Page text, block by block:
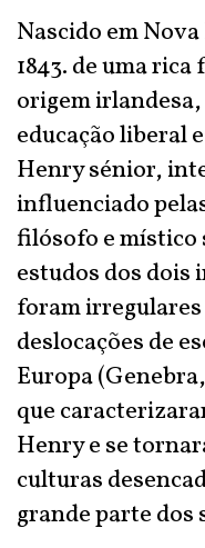
Nascido em
1843. de uma
origem
educação liberal
Henry sénior,
influenciado
filósofo e místico
estudos dos dois
foram
deslocações de
Europa
que
Henry e se
culturas
grande parte dos